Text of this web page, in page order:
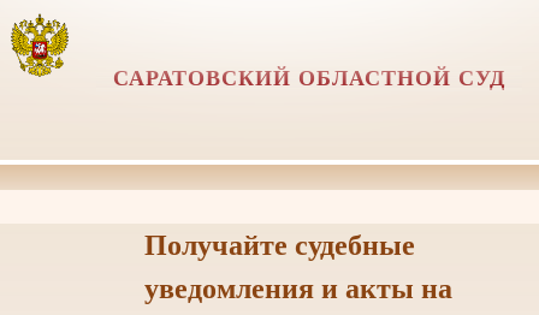
САРАТОВСКИЙ ОБЛАСТНОЙ СУД
Получайте судебные
уведомления и акты на